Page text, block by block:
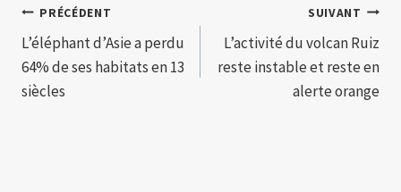
Navigation
de
l’article
PRÉCÉDENT
L’éléphant d’Asie a perdu
64% de ses habitats en 13
siècles
SUIVANT
L’activité du volcan Ruiz
reste instable et reste en
alerte orange